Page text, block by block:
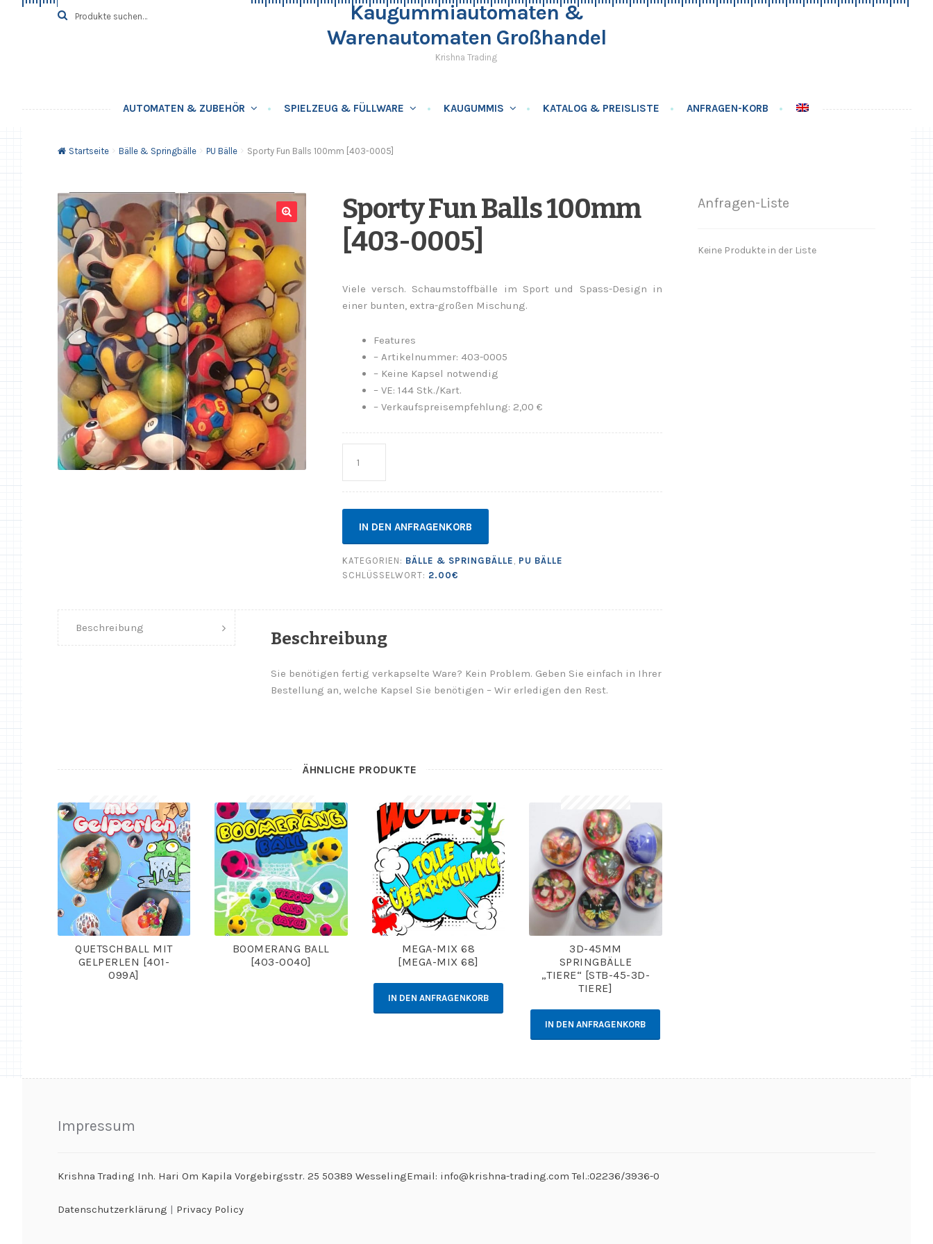
Zur
Navigation
Springe
zum
Suche
nach:
SUCHE
Kaugummiautomaten &
Warenautomaten Großhandel
Krishna Trading
AUTOMATEN & ZUBEHÖR SPIELZEUG & FÜLLWARE KAUGUMMIS KATALOG & PREISLISTE ANFRAGEN-KORB
Startseite Bälle & Springbälle PU Bälle Sporty Fun Balls 100mm [403-0005]
Sporty Fun Balls 100mm
[403-0005]
Viele versch. Schaumstoffbälle im Sport und Spass-Design in
einer bunten, extra-großen Mischung.
Features
– Artikelnummer: 403-0005
– Keine Kapsel notwendig
– VE: 144 Stk./Kart.
– Verkaufspreisempfehlung: 2,00 €
IN DEN ANFRAGENKORB
KATEGORIEN: BÄLLE & SPRINGBÄLLE , PU BÄLLE
SCHLÜSSELWORT: 2.00€
Beschreibung
Beschreibung
Sie benötigen fertig verkapselte Ware? Kein Problem. Geben Sie einfach in Ihrer
Bestellung an, welche Kapsel Sie benötigen – Wir erledigen den Rest.
ÄHNLICHE PRODUKTE
QUETSCHBALL MIT
GELPERLEN [401-
099A]
BOOMERANG BALL
[403-0040]
MEGA-MIX 68
[MEGA-MIX 68]
IN DEN ANFRAGENKORB
3D-45MM
SPRINGBÄLLE
„TIERE“ [STB-45-3D-
TIERE]
IN DEN ANFRAGENKORB
Anfragen-Liste
Keine Produkte in der Liste
Impressum
Krishna Trading Inh. Hari Om Kapila Vorgebirgsstr. 25 50389 WesselingEmail: info@krishna-trading.com Tel.:02236/3936-0
Datenschutzerklärung | Privacy Policy